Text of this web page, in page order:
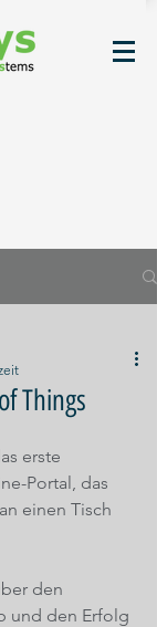
Things
erste
Portal, das
einen Tisch
den
und den Erfolg